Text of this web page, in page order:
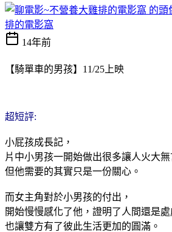
排的電影窩
14年前
【騎單車的男孩】11/25上映
超短評:
小屁孩成長記，
片中小男孩一開始做出很多讓人火大無
但他需要的其實只是一份關心。
而女主角對於小男孩的付出，
開始慢慢感化了他，證明了人間還是處
也讓雙方有了彼此生活更加的圓滿。